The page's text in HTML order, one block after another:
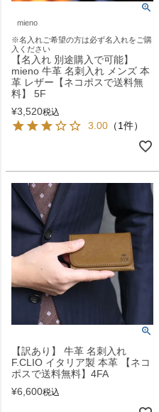
mieno
※名入れご希望の方は必ず名入れをご購
入ください
【名入れ 別途購入で可能】
mieno 牛革 名刺入れ メンズ 本
革 レザー【ネコポスで送料無
料】 5F
¥3,520税込
3.00 （1件）
【訳あり】 牛革 名刺入れ
F.CLIO イタリア製 本革 【ネコ
ポスで送料無料】4FA
¥6,600税込